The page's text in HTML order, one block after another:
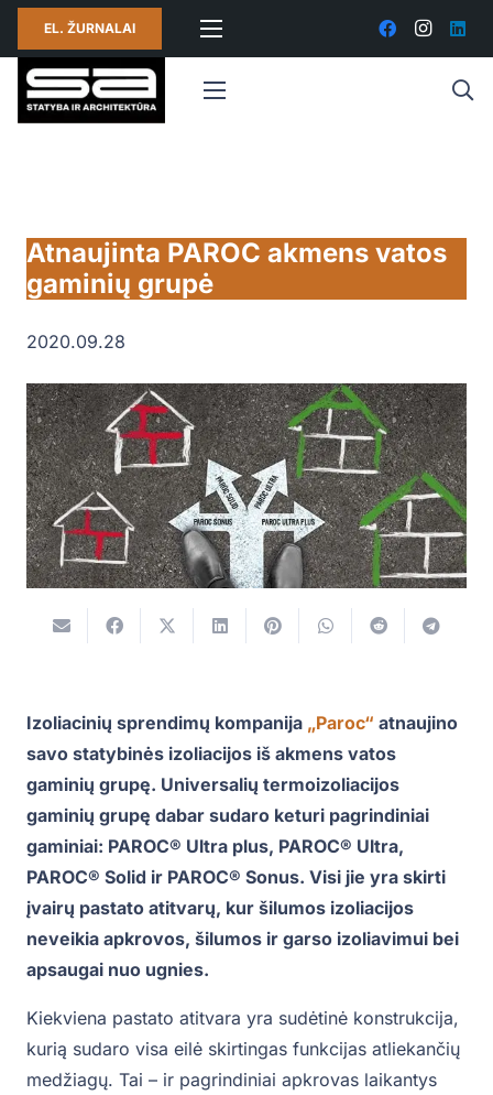
EL. ŽURNALAI
Atnaujinta PAROC akmens vatos
gaminių grupė
2020.09.28
Izoliacinių sprendimų kompanija „Paroc“ atnaujino
savo statybinės izoliacijos iš akmens vatos
gaminių grupę. Universalių termoizoliacijos
gaminių grupę dabar sudaro keturi pagrindiniai
gaminiai: PAROC® Ultra plus, PAROC® Ultra,
PAROC® Solid ir PAROC® Sonus. Visi jie yra skirti
įvairų pastato atitvarų, kur šilumos izoliacijos
neveikia apkrovos, šilumos ir garso izoliavimui bei
apsaugai nuo ugnies.
Kiekviena pastato atitvara yra sudėtinė konstrukcija,
kurią sudaro visa eilė skirtingas funkcijas atliekančių
medžiagų. Tai – ir pagrindiniai apkrovas laikantys